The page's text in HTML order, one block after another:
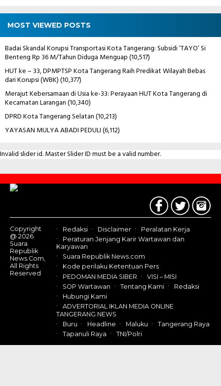
MOST VIEWED POSTS
Badai Skandal Korupsi Transportasi Kota Tangerang: Subsidi ‘TAYO’ Si
Benteng Rp 36 M/Tahun Diduga Menguap(10,517)
HUT ke – 33, DPMPTSP Kota Tangerang Raih Predikat Wilayah Bebas
dari Korupsi (WBK)(10,377)
Merajut Kebersamaan di Usia ke-33: Perayaan HUT Kota Tangerang di
Kecamatan Larangan(10,340)
DPRD Kota Tangerang Selatan(10,213)
YAYASAN MULYA ABADI PEDULI(6,112)
Invalid slider id. Master Slider ID must be a valid number.
Contact
Us
Copyright
@ 2026
Suara
Republik
News.Com,
All Rights
Reserved
Redaksi Disclaimer
Peralatan Kerja
Peraturan Jenjang Karir Wartawan dan
Karyawan
Suara Republik News.com
Kode perilaku Ketentuan Pers
PEDOMAN MEDIA SIBER
VISI – MISI
SOP Wartawan
Tentang Kami
Redaksi
Hubungi Kami
ADVERTORIAL IKLAN MEDIA ONLINE
TANGERANG NEWS
Buru
Headline Maluku
Tangerang Raya
Tapanuli Raya
TNI/Polri